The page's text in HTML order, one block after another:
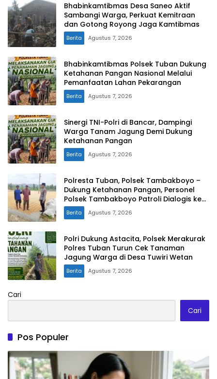
Bhabinkamtibmas Desa Saneo Aktif
Sambangi Warga, Perkuat Kemitraan
dan Gotong Royong Jaga Kamtibmas
Berita Agustus 7, 2026
Bhabinkamtibmas Polsek Tuban Dukung
Ketahanan Pangan Nasional Melalui
Pemanfaatan Lahan Pekarangan
Berita Agustus 7, 2026
Sinergi TNI-Polri di Bancar, Dampingi
Warga Tanam Jagung Demi Dukung
Ketahanan Pangan
Berita Agustus 7, 2026
Polresta Tuban, Polsek Tambakboyo –
Dukung Ketahanan Pangan, Personel
Polsek Tambakboyo Patroli Dialogis ke
Lahan Jemur Jagung Milik Warga
Berita Agustus 7, 2026
Polri Dukung Astacita, Polsek Merakurak
Polres Tuban Turun Cek Tanaman
Jagung Warga di Desa Tuwiri Wetan
Berita Agustus 7, 2026
Cari
Cari
Pos Populer